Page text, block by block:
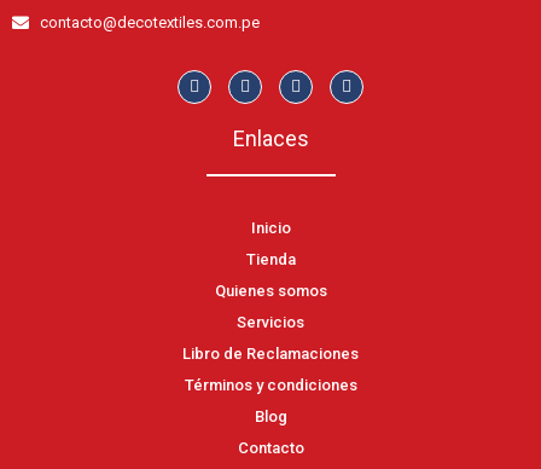
contacto@decotextiles.com.pe
Enlaces
Inicio
Tienda
Quienes somos
Servicios
Libro de Reclamaciones
Términos y condiciones
Blog
Contacto